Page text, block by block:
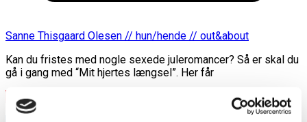
Sanne Thisgaard Olesen // hun/hende // out&about
Kan du fristes med nogle sexede juleromancer? Så er skal du
gå i gang med “Mit hjertes længsel”. Her får
Læs mere